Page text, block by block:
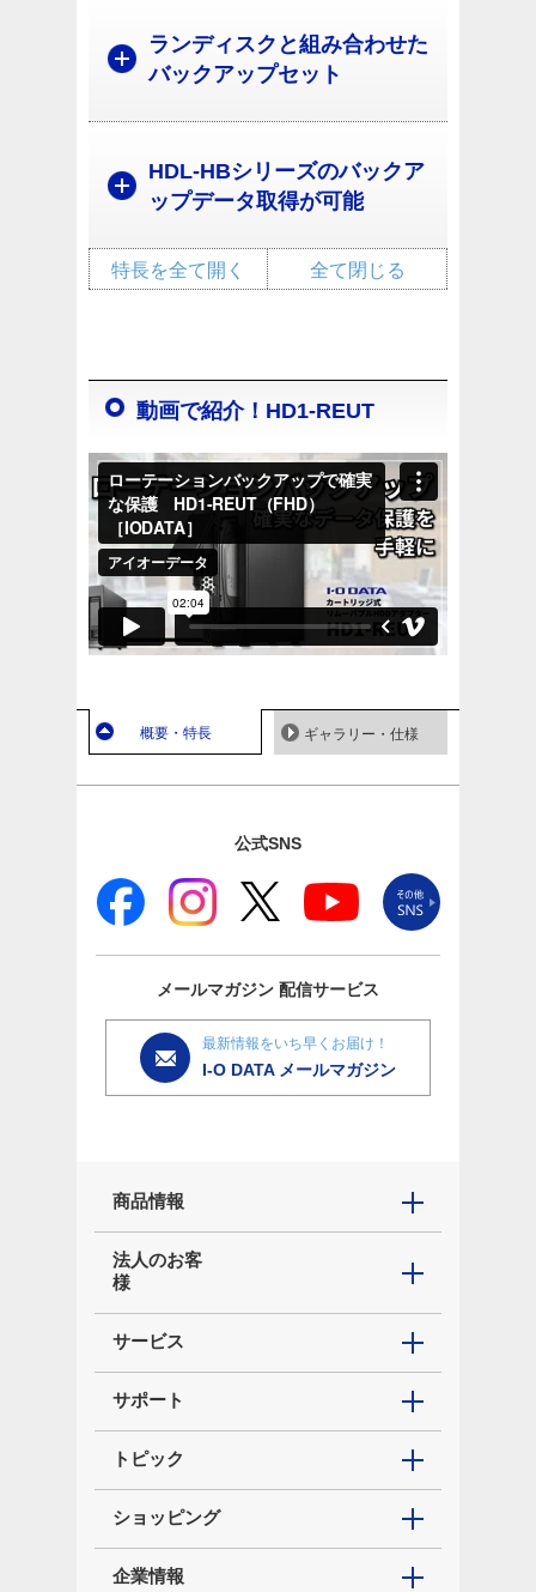
ランディスクと組み合わせた
バックアップセット
HDL-HBシリーズのバックア
ップデータ取得が可能
全て閉じる
特長を全て開く
動画で紹介！HD1-REUT
概要・特長 ギャラリー・仕様
公式SNS
メールマガジン 配信サービス
最新情報をいち早くお届け！
I-O DATA メールマガジン
商品情報
法人のお客
様
サービス
サポート
トピック
ショッピング
企業情報